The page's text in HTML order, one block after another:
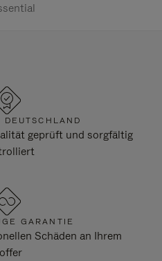
geprüft und sorgfältig
GARANTIE
Schäden an Ihrem